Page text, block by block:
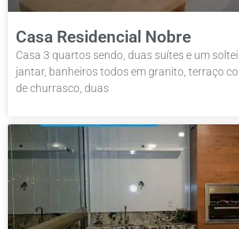
Casa Residencial Nobre
Casa 3 quartos sendo, duas suítes e um
jantar, banheiros todos em granito, terraço
de churrasco, duas